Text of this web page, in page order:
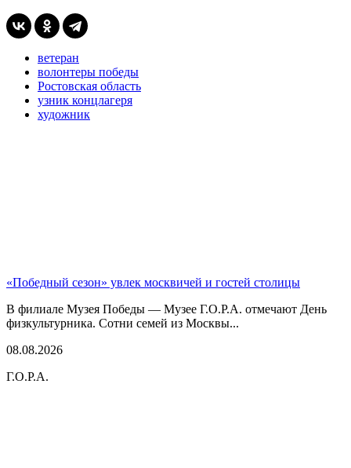
ветеран
волонтеры победы
Ростовская область
узник концлагеря
художник
«Победный сезон» увлек москвичей и гостей столицы
В филиале Музея Победы — Музее Г.О.Р.А. отмечают День
физкультурника. Сотни семей из Москвы...
08.08.2026
Г.О.Р.А.